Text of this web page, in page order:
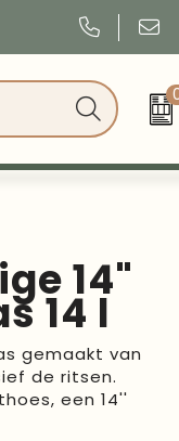
14"
14 l
gemaakt van
de ritsen.
een 14''